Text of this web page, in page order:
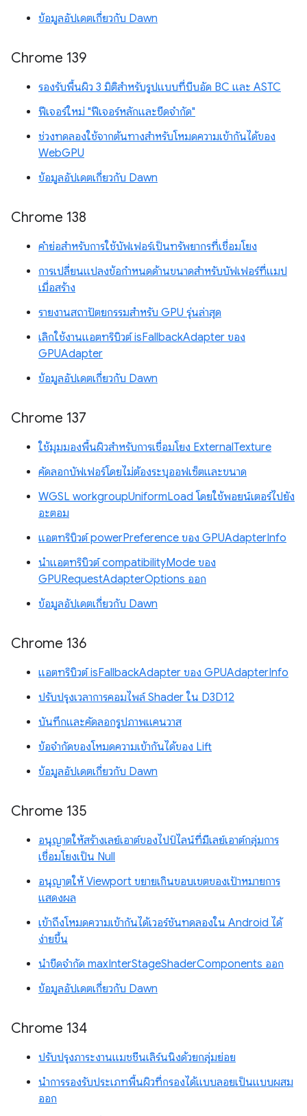
ข้อมูลอัปเดตเกี่ยวกับ Dawn
Chrome 139
รองรับพื้นผิว 3 มิติสำหรับรูปแบบที่บีบอัด BC และ ASTC
ฟีเจอร์ใหม่ "ฟีเจอร์หลักและขีดจำกัด"
ช่วงทดลองใช้จากต้นทางสำหรับโหมดความเข้ากันได้ของ
WebGPU
ข้อมูลอัปเดตเกี่ยวกับ Dawn
Chrome 138
คำย่อสำหรับการใช้บัฟเฟอร์เป็นทรัพยากรที่เชื่อมโยง
การเปลี่ยนแปลงข้อกำหนดด้านขนาดสำหรับบัฟเฟอร์ที่แมป
เมื่อสร้าง
รายงานสถาปัตยกรรมสำหรับ GPU รุ่นล่าสุด
เลิกใช้งานแอตทริบิวต์ isFallbackAdapter ของ
GPUAdapter
ข้อมูลอัปเดตเกี่ยวกับ Dawn
Chrome 137
ใช้มุมมองพื้นผิวสำหรับการเชื่อมโยง ExternalTexture
คัดลอกบัฟเฟอร์โดยไม่ต้องระบุออฟเซ็ตและขนาด
WGSL workgroupUniformLoad โดยใช้พอยน์เตอร์ไปยัง
อะตอม
แอตทริบิวต์ powerPreference ของ GPUAdapterInfo
นำแอตทริบิวต์ compatibilityMode ของ
GPURequestAdapterOptions ออก
ข้อมูลอัปเดตเกี่ยวกับ Dawn
Chrome 136
แอตทริบิวต์ isFallbackAdapter ของ GPUAdapterInfo
ปรับปรุงเวลาการคอมไพล์ Shader ใน D3D12
บันทึกและคัดลอกรูปภาพแคนวาส
ข้อจำกัดของโหมดความเข้ากันได้ของ Lift
ข้อมูลอัปเดตเกี่ยวกับ Dawn
Chrome 135
อนุญาตให้สร้างเลย์เอาต์ของไปป์ไลน์ที่มีเลย์เอาต์กลุ่มการ
เชื่อมโยงเป็น Null
อนุญาตให้ Viewport ขยายเกินขอบเขตของเป้าหมายการ
แสดงผล
เข้าถึงโหมดความเข้ากันได้เวอร์ชันทดลองใน Android ได้
ง่ายขึ้น
นำขีดจำกัด maxInterStageShaderComponents ออก
ข้อมูลอัปเดตเกี่ยวกับ Dawn
Chrome 134
ปรับปรุงภาระงานแมชชีนเลิร์นนิงด้วยกลุ่มย่อย
นำการรองรับประเภทพื้นผิวที่กรองได้แบบลอยเป็นแบบผสม
ออก